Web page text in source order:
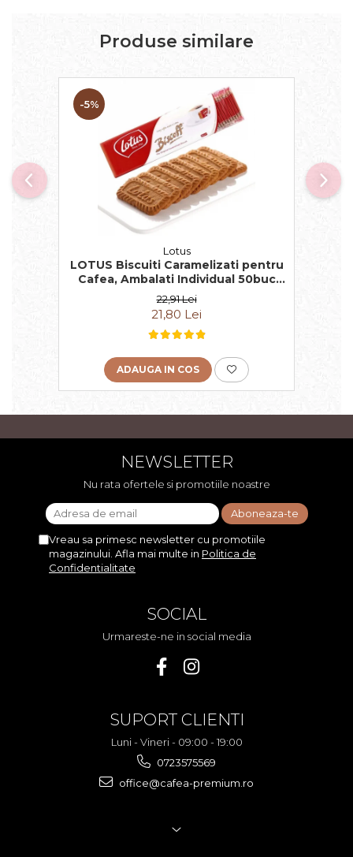
Produse similare
-5%
Lotus
LOTUS Biscuiti Caramelizati pentru
Cafea, Ambalati Individual 50buc
312.5g
22,91 Lei
21,80 Lei
ADAUGA IN COS
NEWSLETTER
Nu rata ofertele si promotiile noastre
Vreau sa primesc newsletter cu promotiile
magazinului. Afla mai multe in Politica de
Confidentialitate
SOCIAL
Urmareste-ne in social media
SUPORT CLIENTI
Luni - Vineri - 09:00 - 19:00
0723575569
office@cafea-premium.ro